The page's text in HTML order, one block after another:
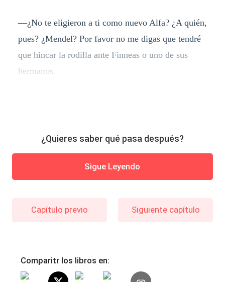
—¿No te eligieron a ti como nuevo Alfa? ¿A quién,
pues? ¿Mendel? Por favor no me digas que tendré
que hincar la rodilla ante Finneas o uno de sus
hermanos.
¿Quieres saber qué pasa después?
Sigue Leyendo
Capítulo previo Siguiente capítulo
Comparitr los libros en: